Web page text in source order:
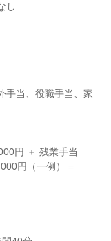
し
手当、役職手当、家
円 ＋ 残業手当
円（一例） =